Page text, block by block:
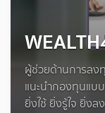
ผู้ช่วยด้านการลง
แนะนำกองทุนแบ
ยิ่งใช้ ยิ่งรู้ใจ ยิ่ง